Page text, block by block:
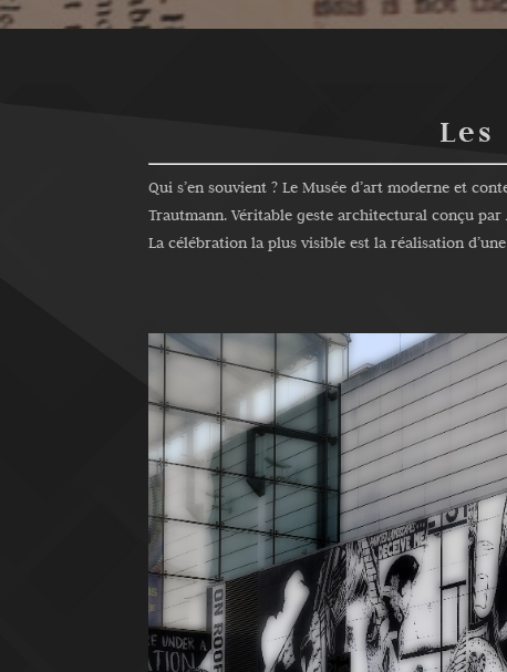
Qui s’en souvient ? Le Musée d’art moderne et
Trautmann. Véritable geste architectural conçu
La célébration la plus visible est la réalisation